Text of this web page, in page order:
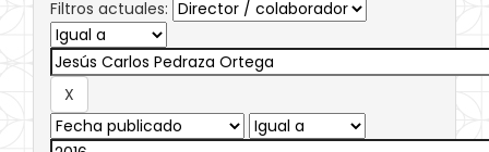
Filtros actuales: